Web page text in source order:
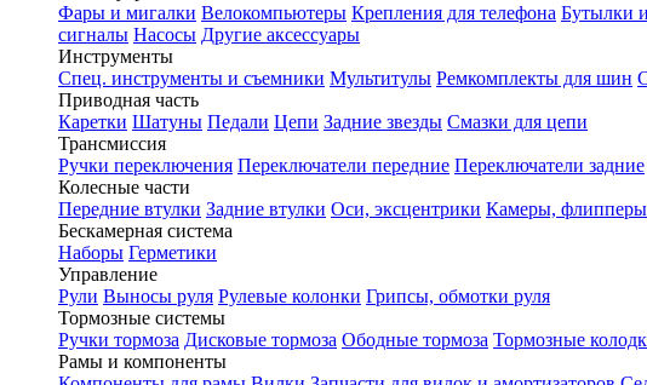
Фары и мигалки Велокомпьютеры Крепления для телефона Бутылки
сигналы Насосы Другие аксессуары
Инструменты
Спец. инструменты и съемники Мультитулы Ремкомплекты для шин
Приводная часть
Каретки Шатуны Педали Цепи Задние звезды Смазки для цепи
Трансмиссия
Ручки переключения Переключатели передние Переключатели задние
Колесные части
Передние втулки Задние втулки Оси, эксцентрики Камеры, флипперы
Бескамерная система
Наборы Герметики
Управление
Рули Выносы руля Рулевые колонки Грипсы, обмотки руля
Тормозные системы
Ручки тормоза Дисковые тормоза Ободные тормоза Тормозные
Рамы и компоненты